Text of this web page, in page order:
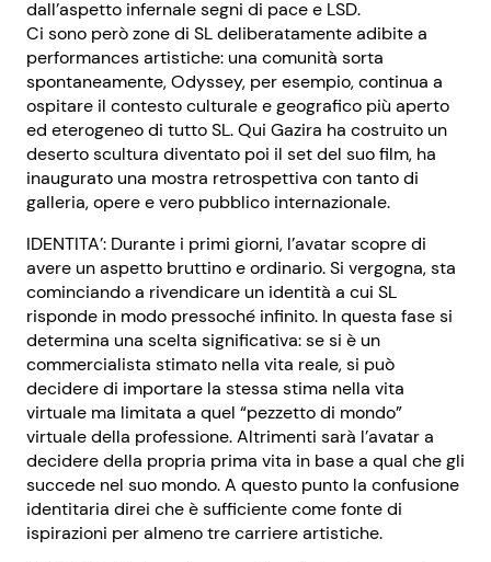
dall’aspetto infernale segni di pace e LSD.
Ci sono però zone di SL deliberatamente adibite a
performances artistiche: una comunità sorta
spontaneamente, Odyssey, per esempio, continua a
ospitare il contesto culturale e geografico più aperto
ed eterogeneo di tutto SL. Qui Gazira ha costruito un
deserto scultura diventato poi il set del suo film, ha
inaugurato una mostra retrospettiva con tanto di
galleria, opere e vero pubblico internazionale.
IDENTITA’: Durante i primi giorni, l’avatar scopre di
avere un aspetto bruttino e ordinario. Si vergogna, sta
cominciando a rivendicare un identità a cui SL
risponde in modo pressoché infinito. In questa fase si
determina una scelta significativa: se si è un
commercialista stimato nella vita reale, si può
decidere di importare la stessa stima nella vita
virtuale ma limitata a quel “pezzetto di mondo”
virtuale della professione. Altrimenti sarà l’avatar a
decidere della propria prima vita in base a qual che gli
succede nel suo mondo. A questo punto la confusione
identitaria direi che è sufficiente come fonte di
ispirazioni per almeno tre carriere artistiche.